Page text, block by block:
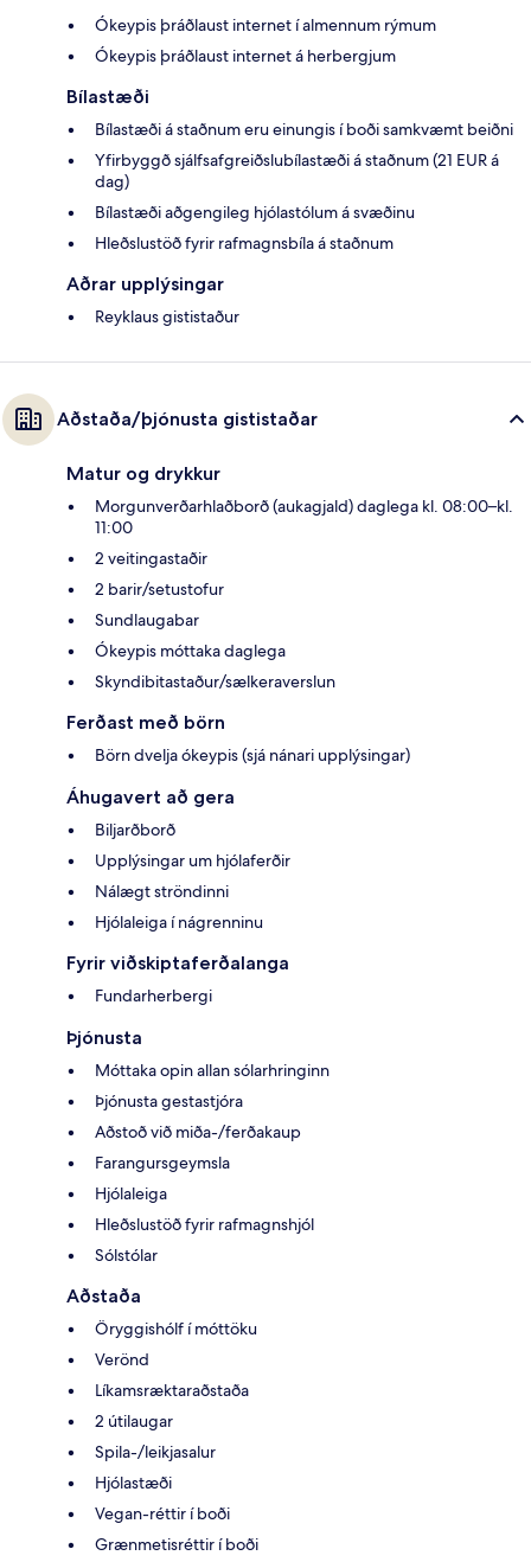
Ókeypis þráðlaust internet í almennum rýmum
Ókeypis þráðlaust internet á herbergjum
Bílastæði
Bílastæði á staðnum eru einungis í boði samkvæmt beiðni
Yfirbyggð sjálfsafgreiðslubílastæði á staðnum (21 EUR á
dag)
Bílastæði aðgengileg hjólastólum á svæðinu
Hleðslustöð fyrir rafmagnsbíla á staðnum
Aðrar upplýsingar
Reyklaus gististaður
Aðstaða/þjónusta gististaðar
Matur og drykkur
Morgunverðarhlaðborð (aukagjald) daglega kl. 08:00–kl.
11:00
2 veitingastaðir
2 barir/setustofur
Sundlaugabar
Ókeypis móttaka daglega
Skyndibitastaður/sælkeraverslun
Ferðast með börn
Börn dvelja ókeypis (sjá nánari upplýsingar)
Áhugavert að gera
Biljarðborð
Upplýsingar um hjólaferðir
Nálægt ströndinni
Hjólaleiga í nágrenninu
Fyrir viðskiptaferðalanga
Fundarherbergi
Þjónusta
Móttaka opin allan sólarhringinn
Þjónusta gestastjóra
Aðstoð við miða-/ferðakaup
Farangursgeymsla
Hjólaleiga
Hleðslustöð fyrir rafmagnshjól
Sólstólar
Aðstaða
Öryggishólf í móttöku
Verönd
Líkamsræktaraðstaða
2 útilaugar
Spila-/leikjasalur
Hjólastæði
Vegan-réttir í boði
Grænmetisréttir í boði